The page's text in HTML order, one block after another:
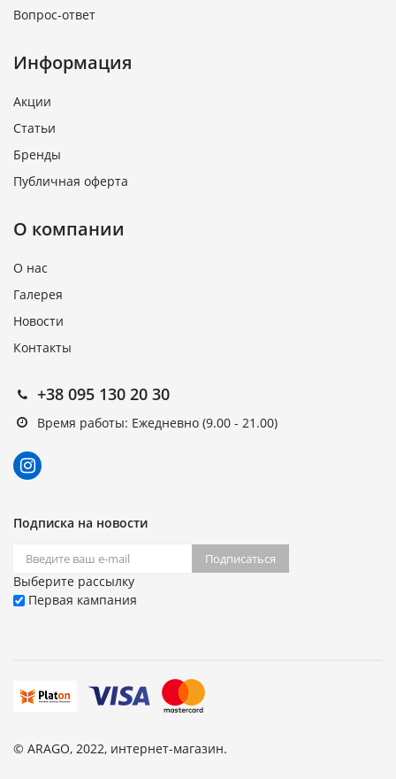
Вопрос-ответ
Информация
Акции
Статьи
Бренды
Публичная оферта
О компании
О нас
Галерея
Новости
Контакты
+38 095 130 20 30
Время работы: Ежедневно (9.00 - 21.00)
Подписка на новости
Подписаться
Выберите рассылку
Первая кампания
© ARAGO, 2022, интернет-магазин.